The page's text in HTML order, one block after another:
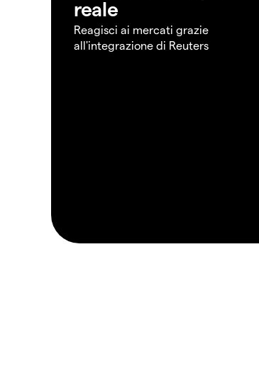
reale
Reagisci ai mercati grazie
all'integrazione di Reuters